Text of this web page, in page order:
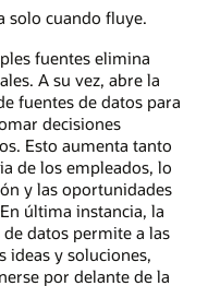
solo cuando fluye.
fuentes elimina
A su vez, abre la
fuentes de datos para
decisiones
Esto aumenta tanto
de los empleados, lo
y las oportunidades
última instancia, la
datos permite a las
ideas y soluciones,
por delante de la